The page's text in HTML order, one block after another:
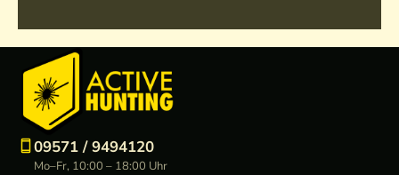
09571 / 9494120
Mo–Fr, 10:00 – 18:00 Uhr